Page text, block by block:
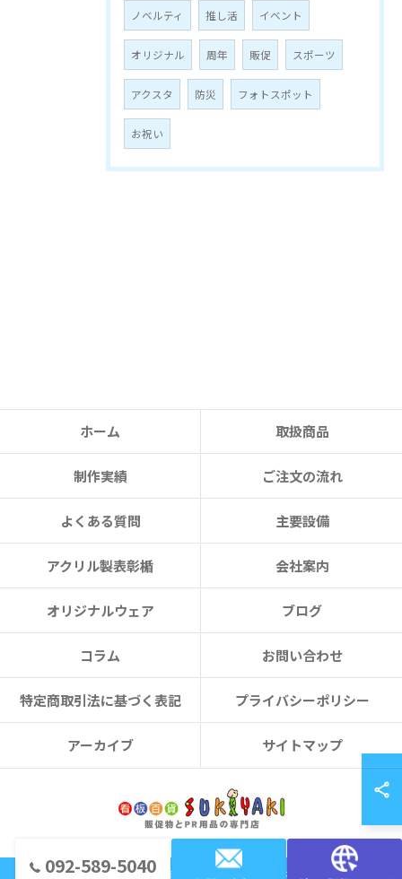
ノベルティ 推し活 イベント
オリジナル 周年 販促 スポーツ
アクスタ 防災 フォトスポット
お祝い
092-589-5040
ホーム 取扱商品
制作実績 ご注文の流れ
よくある質問 主要設備
アクリル製表彰楯 会社案内
オリジナルウェア ブログ
コラム お問い合わせ
特定商取引法に基づく表記 プライバシーポリシー
アーカイブ サイトマップ
© 2026 福岡のノベルティなら看板百貨 SUKIYAKI ALL RIGHTS RESERVED.
お問い合わせはこちら